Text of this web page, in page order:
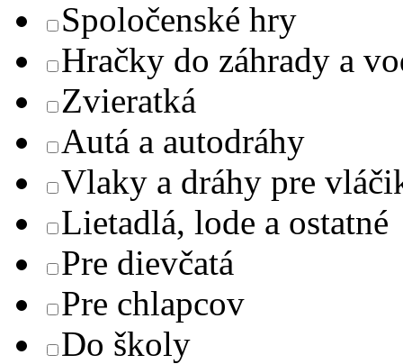
Spoločenské hry
Hračky do záhrady a
Zvieratká
Autá a autodráhy
Vlaky a dráhy pre
Lietadlá, lode a ostatné
Pre dievčatá
Pre chlapcov
Do školy